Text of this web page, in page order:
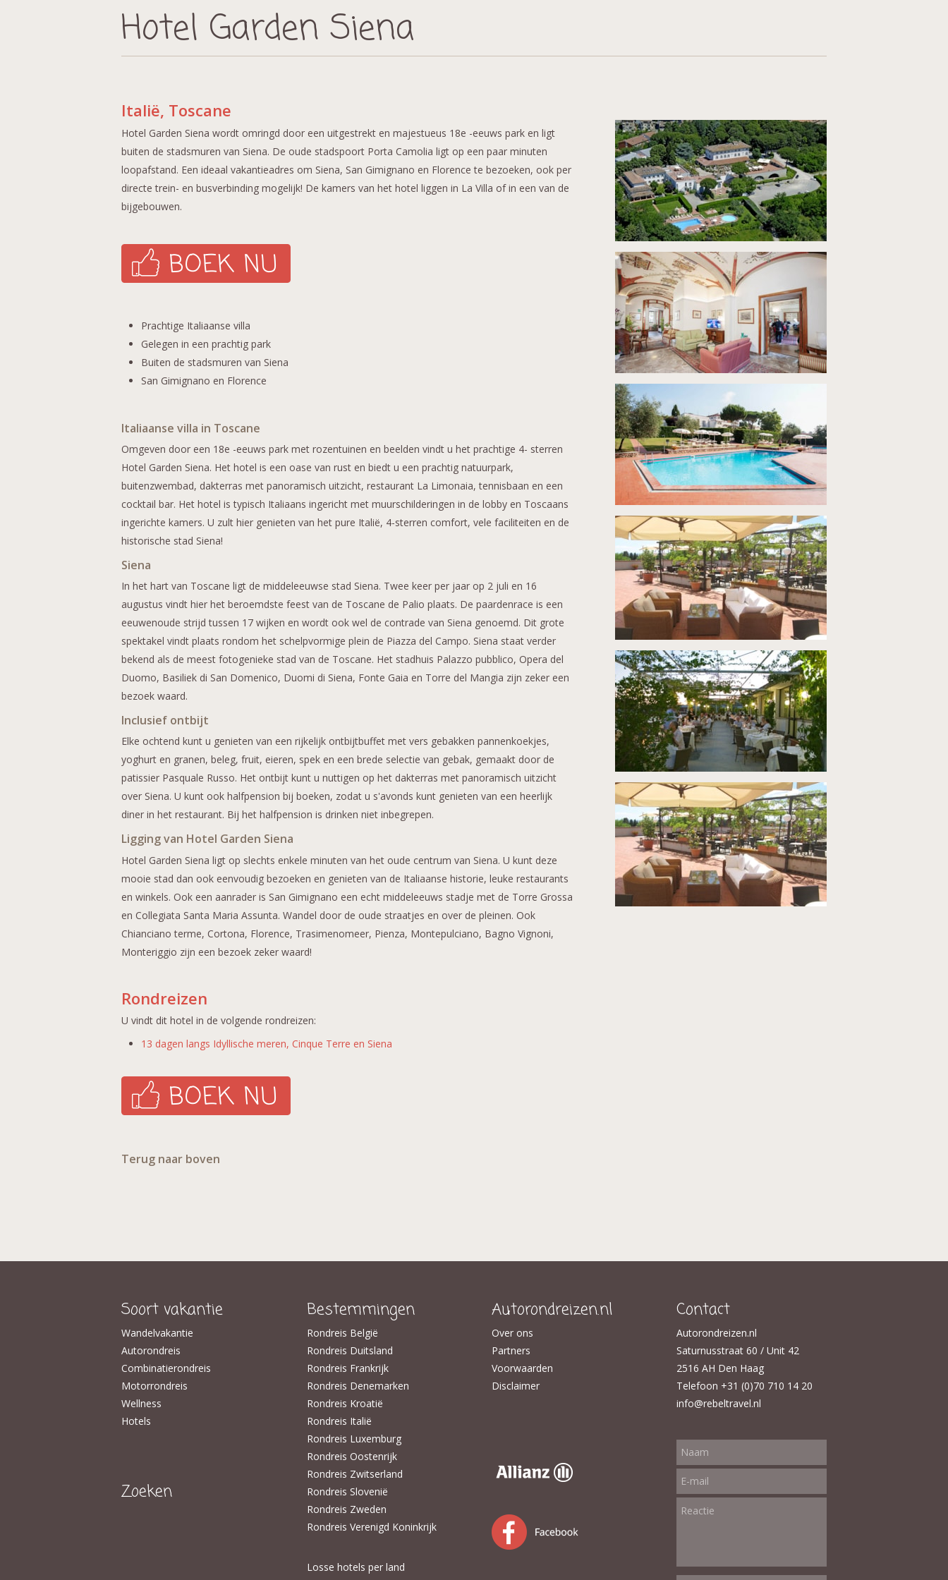
Hotel Garden Siena
Italië, Toscane
Hotel Garden Siena wordt omringd door een uitgestrekt en majestueus 18e -eeuws park en ligt
buiten de stadsmuren van Siena. De oude stadspoort Porta Camolia ligt op een paar minuten
loopafstand. Een ideaal vakantieadres om Siena, San Gimignano en Florence te bezoeken, ook per
directe trein- en busverbinding mogelijk! De kamers van het hotel liggen in La Villa of in een van de
bijgebouwen.
Prachtige Italiaanse villa
Gelegen in een prachtig park
Buiten de stadsmuren van Siena
San Gimignano en Florence
Italiaanse villa in Toscane
Omgeven door een 18e -eeuws park met rozentuinen en beelden vindt u het prachtige 4- sterren
Hotel Garden Siena. Het hotel is een oase van rust en biedt u een prachtig natuurpark,
buitenzwembad, dakterras met panoramisch uitzicht, restaurant La Limonaia, tennisbaan en een
cocktail bar. Het hotel is typisch Italiaans ingericht met muurschilderingen in de lobby en Toscaans
ingerichte kamers. U zult hier genieten van het pure Italië, 4-sterren comfort, vele faciliteiten en de
historische stad Siena!
Siena
In het hart van Toscane ligt de middeleeuwse stad Siena. Twee keer per jaar op 2 juli en 16
augustus vindt hier het beroemdste feest van de Toscane de Palio plaats. De paardenrace is een
eeuwenoude strijd tussen 17 wijken en wordt ook wel de contrade van Siena genoemd. Dit grote
spektakel vindt plaats rondom het schelpvormige plein de Piazza del Campo. Siena staat verder
bekend als de meest fotogenieke stad van de Toscane. Het stadhuis Palazzo pubblico, Opera del
Duomo, Basiliek di San Domenico, Duomi di Siena, Fonte Gaia en Torre del Mangia zijn zeker een
bezoek waard.
Inclusief ontbijt
Elke ochtend kunt u genieten van een rijkelijk ontbijtbuffet met vers gebakken pannenkoekjes,
yoghurt en granen, beleg, fruit, eieren, spek en een brede selectie van gebak, gemaakt door de
patissier Pasquale Russo. Het ontbijt kunt u nuttigen op het dakterras met panoramisch uitzicht
over Siena. U kunt ook halfpension bij boeken, zodat u s'avonds kunt genieten van een heerlijk
diner in het restaurant. Bij het halfpension is drinken niet inbegrepen.
Ligging van Hotel Garden Siena
Hotel Garden Siena ligt op slechts enkele minuten van het oude centrum van Siena. U kunt deze
mooie stad dan ook eenvoudig bezoeken en genieten van de Italiaanse historie, leuke restaurants
en winkels. Ook een aanrader is San Gimignano een echt middeleeuws stadje met de Torre Grossa
en Collegiata Santa Maria Assunta. Wandel door de oude straatjes en over de pleinen. Ook
Chianciano terme, Cortona, Florence, Trasimenomeer, Pienza, Montepulciano, Bagno Vignoni,
Monteriggio zijn een bezoek zeker waard!
Rondreizen
U vindt dit hotel in de volgende rondreizen:
13 dagen langs Idyllische meren, Cinque Terre en Siena
Terug naar boven
Soort vakantie
Wandelvakantie
Autorondreis
Combinatierondreis
Motorrondreis
Wellness
Hotels
Zoeken
Bestemmingen
Rondreis België
​Rondreis Duitsland
Rondreis Frankrijk
Rondreis Denemarken
Rondreis Kroatië
Rondreis Italië
Rondreis Luxemburg
Rondreis Oostenrijk
Rondreis Zwitserland
Rondreis Slovenië
Rondreis Zweden
Rondreis Verenigd Koninkrijk
Losse hotels per land
Autorondreizen.nl
Over ons
Partners
Voorwaarden
Disclaimer
Contact
Autorondreizen.nl
Saturnusstraat 60 / Unit 42
2516 AH Den Haag
Telefoon +31 (0)70 710 14 20
info@rebeltravel.nl